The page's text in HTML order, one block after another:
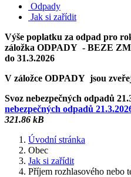
Odpady
Jak si zařídit
Výše poplatku za odpad pro
záložka ODPADY - BEZE
do 31.3.2026
V záložce ODPADY jsou
Svoz nebezpečných odpadů
nebezpečných odpadů
321.86 kB
Úvodní stránka
Obec
Jak si zařídit
Příjem rozhlasového nebo